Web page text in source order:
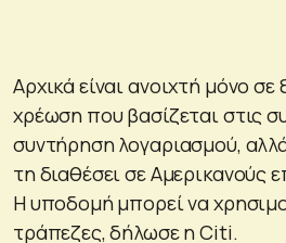
Αρχικά είναι ανοιχτή μόνο
χρέωση που βασίζεται στις
συντήρηση λογαριασμού,
τη διαθέσει σε Αμερικανούς
Η υποδομή μπορεί να
τράπεζες, δήλωσε η Citi.